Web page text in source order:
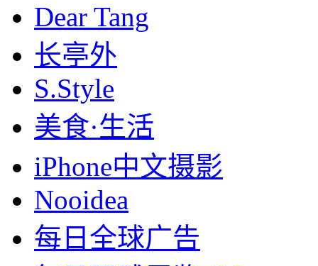
Dear Tang
长亭外
S.Style
美食·生活
iPhone中文摄影
Nooidea
每日全球广告